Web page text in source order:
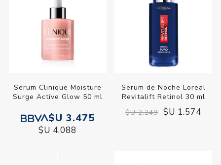
Serum Clinique Moisture
Surge Active Glow 50 ml
$U 3.475
$U 4.088
Serum de Noche Loreal
Revitalift Retinol 30 ml
$U 2.249 $U 1.574